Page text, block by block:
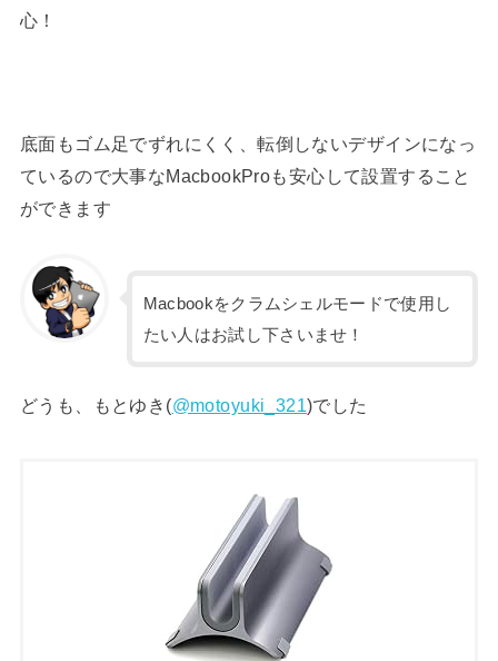
心！
底面もゴム足でずれにくく、転倒しないデザインになっ
ているので大事なMacbookProも安心して設置すること
ができます
Macbookをクラムシェルモードで使用し
たい人はお試し下さいませ！
どうも、もとゆき(@motoyuki_321)でした